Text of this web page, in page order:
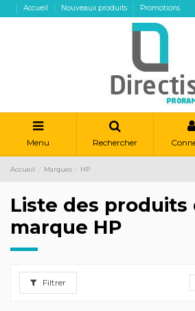
Accueil Nouveaux produits Promotions
Menu Rechercher
Accueil Marques HP
Liste des produits
marque HP
Filtrer